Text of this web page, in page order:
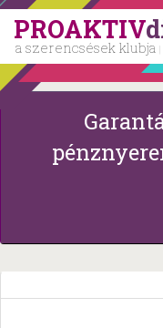
PROAKTIV
a szerencsések klubja |